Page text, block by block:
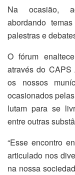
Na ocasião,
abordando
palestras e
O fórum
através do CAPS
os nossos
ocasionados
lutam para se
entre outras
“Esse encontro
articulado nos
na nossa